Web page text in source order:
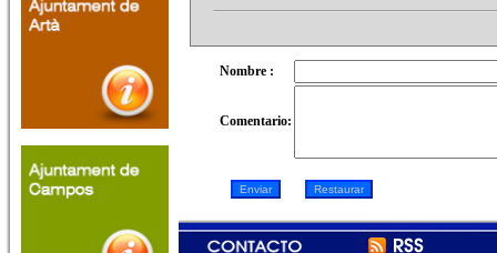
Nombre :
Comentario: